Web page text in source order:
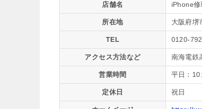
店舗名 iPhone
所在地 大阪府堺
TEL 0120-
アクセス方法など 南海電鉄
営業時間 平日：
定休日 祝日